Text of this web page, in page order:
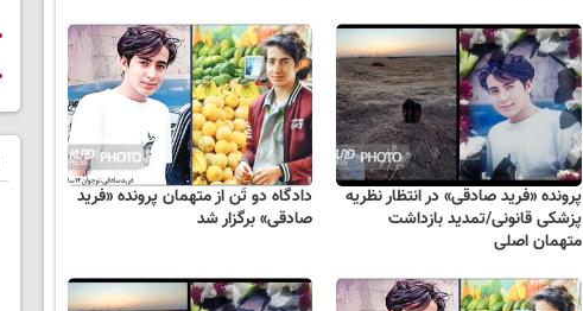
پرونده «فرید صادقی» در انتظار نظریه
پزشکی قانونی/تمدید بازداشت
متهمان اصلی
دادگاه دو تَن از متهمان پرونده «فرید
صادقی» برگزار شد